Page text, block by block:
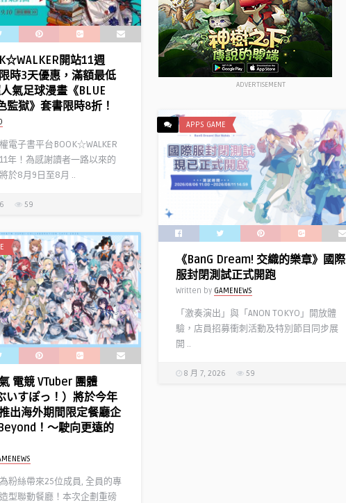
典」
即
將
開
幕！〉
中
ADVERTISEMENT
開站11週
時3天優惠，滿額最低
氣足球漫畫《BLUE
監獄》套書限時8折！
電子書平台BOOK☆WALKER
年！為感謝讀者一路以來的
於8月9日至8月 ..
59
APPS GAME
《BanG Dream! 交織的樂章》國際
服封閉測試正式開跑
Written by GAMENEWS
「激奏演出」與「ANON TOKYO」開放體
驗，店員招募衝刺活動及特別節目同步展
開 ..
8 月 7, 2026 59
電競 VTuber 團體
いすぽっ！）將於今年
出海外期間限定餐廳企
！～駛向更遠的
粉絲帶來25位成員, 全員的專
型聯動餐廳！本次企劃重磅